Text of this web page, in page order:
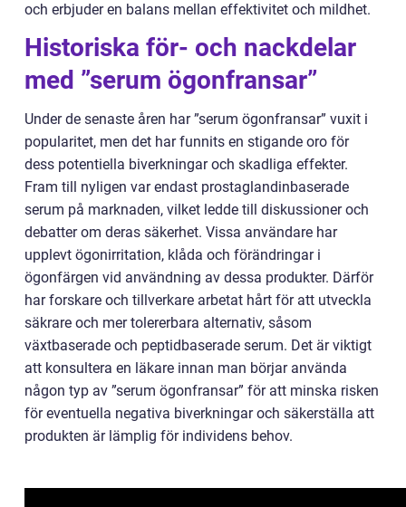
och erbjuder en balans mellan effektivitet och mildhet.
Historiska för- och nackdelar
med ”serum ögonfransar”
Under de senaste åren har ”serum ögonfransar” vuxit i
popularitet, men det har funnits en stigande oro för
dess potentiella biverkningar och skadliga effekter.
Fram till nyligen var endast prostaglandinbaserade
serum på marknaden, vilket ledde till diskussioner och
debatter om deras säkerhet. Vissa användare har
upplevt ögonirritation, klåda och förändringar i
ögonfärgen vid användning av dessa produkter. Därför
har forskare och tillverkare arbetat hårt för att utveckla
säkrare och mer tolererbara alternativ, såsom
växtbaserade och peptidbaserade serum. Det är viktigt
att konsultera en läkare innan man börjar använda
någon typ av ”serum ögonfransar” för att minska risken
för eventuella negativa biverkningar och säkerställa att
produkten är lämplig för individens behov.